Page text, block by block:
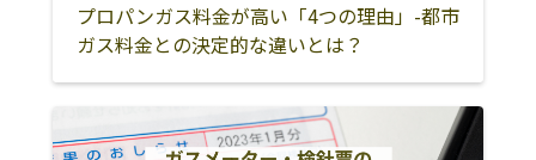
プロパンガス料金が高い「4つの理由」-都市
ガス料金との決定的な違いとは？